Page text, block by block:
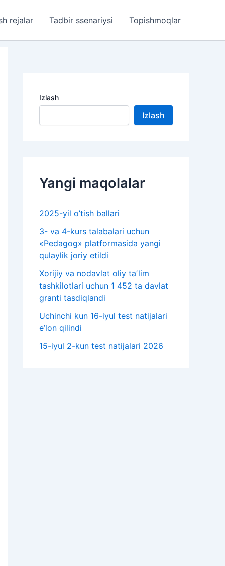
rejalar Tadbir ssenariysi Topishmoqlar
Izlash
Izlash
Yangi maqolalar
2025-yil o’tish ballari
3- va 4-kurs talabalari uchun
«Pedagog» platformasida yangi
qulaylik joriy etildi
Xorijiy va nodavlat oliy taʼlim
tashkilotlari uchun 1 452 ta davlat
granti tasdiqlandi
Uchinchi kun 16-iyul test natijalari
e’lon qilindi
15-iyul 2-kun test natijalari 2026